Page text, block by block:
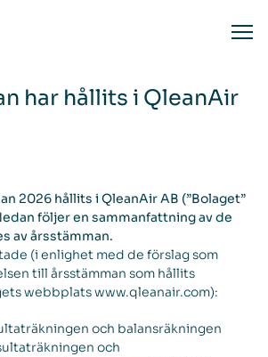
har hållits i QleanAir
2026 hållits i QleanAir AB (”Bolaget”
följer en sammanfattning av de
av årsstämman.
(i enlighet med de förslag som
till årsstämman som hållits
webbplats www.qleanair.com):
och balansräkningen
och